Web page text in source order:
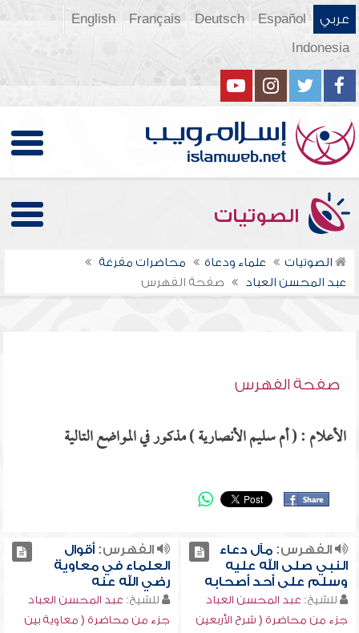
عربي Español
Deutsch
Français
English
Indonesia
الصوتيات
الصوتيات علماء ودعاة
محاضرات مفرغة
عبد المحسن العباد
صفحة الفهرس
صفحة الفهرس
الأعلام : ( أم سليم الأنصارية ) مذكور في المواضع التالية
الفهرس:مآل دعاء
النبي صلى الله عليه
وسلم على أحد أصحابه
للشيخ: عبد المحسن العباد
جزء من محاضرة ( شرح الأربعين
الفهرس:أقوال
العلماء في معاوية
رضي الله عنه
للشيخ: عبد المحسن العباد
جزء من محاضرة ( معاوية بين